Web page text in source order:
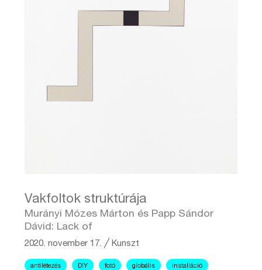
Vakfoltok struktúrája
Murányi Mózes Márton és Papp Sándor
Dávid: Lack of
2020. november 17. ╱ Kunszt
antilétezés DIY fotó globális installáció